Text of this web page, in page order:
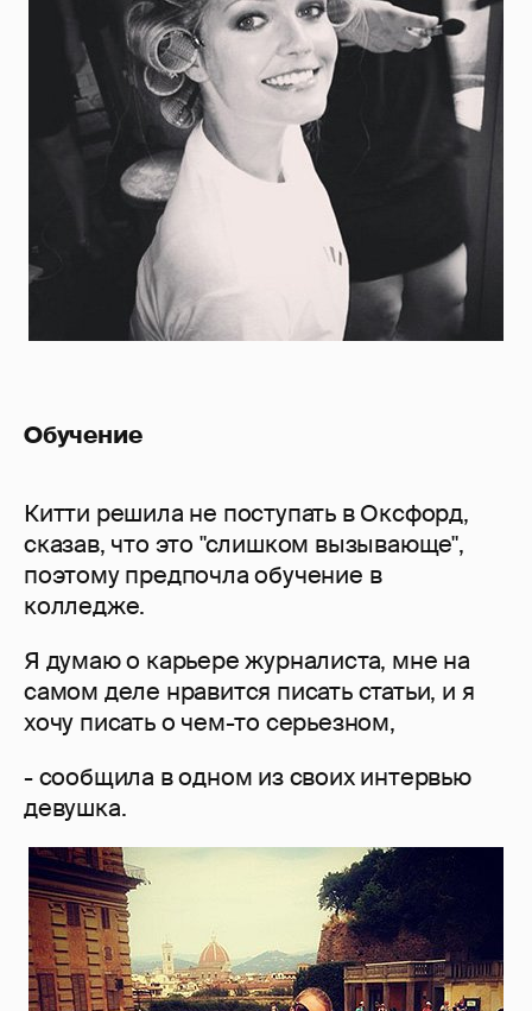
Обучение
Китти решила не поступать в Оксфорд,
сказав, что это "слишком вызывающе",
поэтому предпочла обучение в
колледже.
Я думаю о карьере журналиста, мне на
самом деле нравится писать статьи, и я
хочу писать о чем-то серьезном,
- сообщила в одном из своих интервью
девушка.